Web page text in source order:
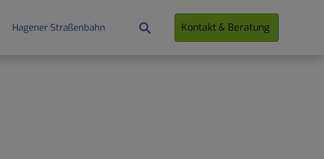
Hagener Straßenbahn Kontakt & Beratung